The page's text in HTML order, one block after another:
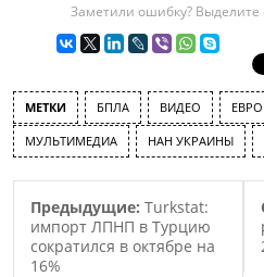
Заметили ошибку?
МЕТКИ БПЛА ВИДЕО
МУЛЬТИМЕДИА НАН УКРАИНЫ
Предыдущие: Turkstat:
импорт ЛПНП в Турцию
сократился в октябре на
16%